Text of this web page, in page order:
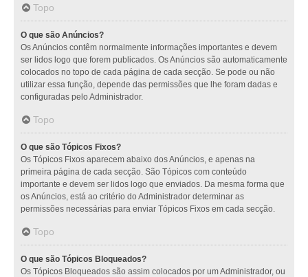
Topo
O que são Anúncios?
Os Anúncios contêm normalmente informações importantes e devem
ser lidos logo que forem publicados. Os Anúncios são automaticamente
colocados no topo de cada página de cada secção. Se pode ou não
utilizar essa função, depende das permissões que lhe foram dadas e
configuradas pelo Administrador.
Topo
O que são Tópicos Fixos?
Os Tópicos Fixos aparecem abaixo dos Anúncios, e apenas na
primeira página de cada secção. São Tópicos com conteúdo
importante e devem ser lidos logo que enviados. Da mesma forma que
os Anúncios, está ao critério do Administrador determinar as
permissões necessárias para enviar Tópicos Fixos em cada secção.
Topo
O que são Tópicos Bloqueados?
Os Tópicos Bloqueados são assim colocados por um Administrador, ou